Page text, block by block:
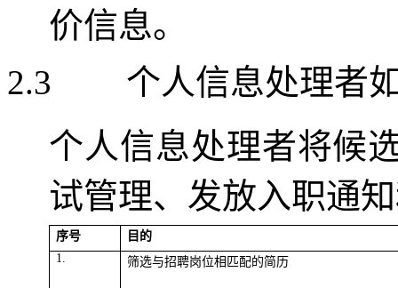
价信息。
2.3
个人信息处理者
个人信息处理者将候
试管理、发放入职通
序号
目的
1.
筛选与招聘岗位相匹配的简历